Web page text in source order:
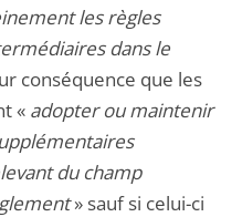
les règles
dans le
conséquence que les
« adopter ou maintenir
du champ
» sauf si celui-ci